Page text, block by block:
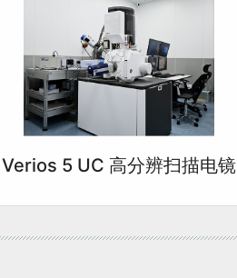
Verios 5 UC 高分辨扫描电镜